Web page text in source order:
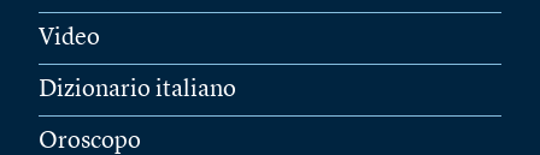
Video
Dizionario italiano
Oroscopo